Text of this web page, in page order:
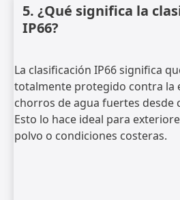
5. ¿Qué significa la
IP66?
La clasificación IP66 significa
totalmente protegido contra la
chorros de agua fuertes desde
Esto lo hace ideal para
polvo o condiciones costeras.